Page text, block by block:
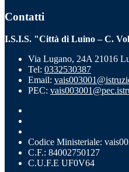
Contatti
I.S.I.S. "Città di Luino – C.
Via Lugano, 24A 21016
Tel: 0332530387
Email:
PEC:
Codice Ministeriale:
C.F.: 84002750127
C.U.F.E UF0V64